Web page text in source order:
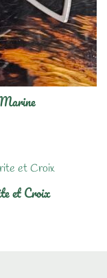
Marine
et Croix